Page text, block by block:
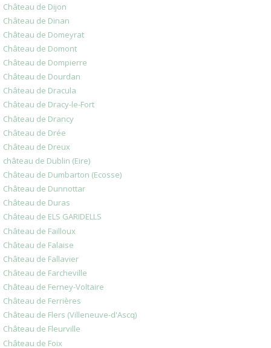
Château de Dijon
Château de Dinan
Château de Domeyrat
Château de Domont
Château de Dompierre
Château de Dourdan
Château de Dracula
Château de Dracy-le-Fort
Château de Drancy
Château de Drée
Château de Dreux
château de Dublin (Eire)
Château de Dumbarton (Ecosse)
Château de Dunnottar
Château de Duras
Château de ELS GARIDELLS
Château de Failloux
Château de Falaise
Château de Fallavier
Château de Farcheville
Château de Ferney-Voltaire
Château de Ferrières
Château de Flers (Villeneuve-d'Ascq)
Château de Fleurville
Château de Foix